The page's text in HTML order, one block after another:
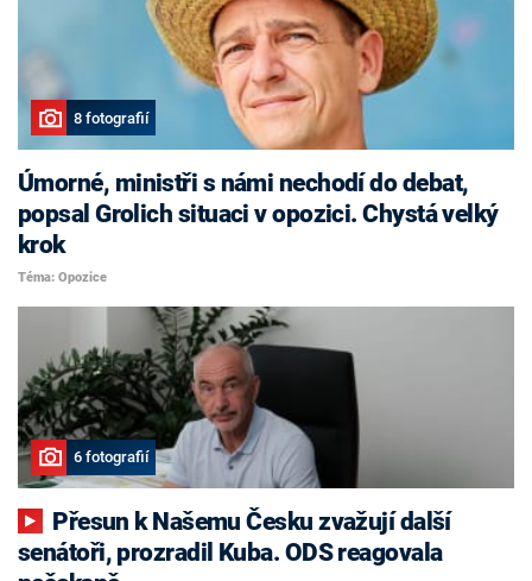
8 fotografií
Úmorné, ministři s námi nechodí do debat,
popsal Grolich situaci v opozici. Chystá velký
krok
Téma: Opozice
6 fotografií
senátoři, prozradil Kuba. ODS reagovala